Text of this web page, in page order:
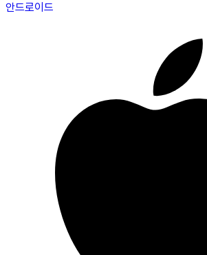
안드로이드